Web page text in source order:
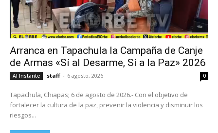
Arranca en Tapachula la Campaña de Canje
de Armas «Sí al Desarme, Sí a la Paz» 2026
Al Instante staff - 6 agosto, 2026 0
Tapachula, Chiapas; 6 de agosto de 2026.- Con el objetivo de
fortalecer la cultura de la paz, prevenir la violencia y disminuir los
riesgos...